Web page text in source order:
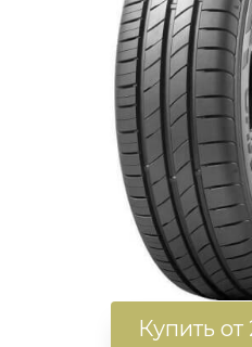
Купить от